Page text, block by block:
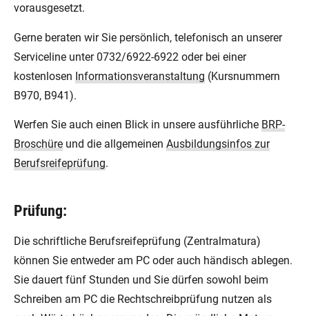
vorausgesetzt.
Gerne beraten wir Sie persönlich, telefonisch an unserer
Serviceline unter 0732/6922-6922 oder bei einer
kostenlosen Informationsveranstaltung (Kursnummern
B970, B941).
Werfen Sie auch einen Blick in unsere ausführliche BRP-
Broschüre und die allgemeinen Ausbildungsinfos zur
Berufsreifeprüfung.
Prüfung:
Die schriftliche Berufsreifeprüfung (Zentralmatura)
können Sie entweder am PC oder auch händisch ablegen.
Sie dauert fünf Stunden und Sie dürfen sowohl beim
Schreiben am PC die Rechtschreibprüfung nutzen als